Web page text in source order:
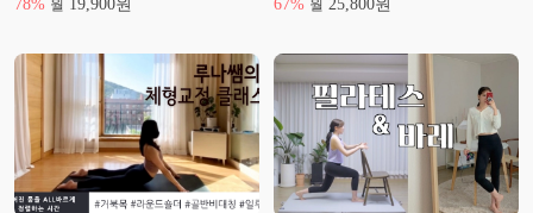
78% 월 19,900원 67% 월 25,800원